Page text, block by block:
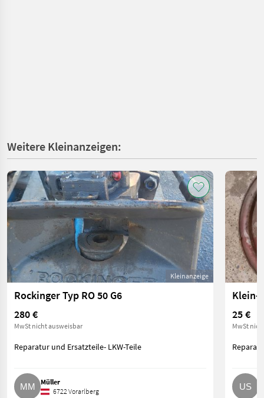
Weitere Kleinanzeigen:
Kleinanzeige
Rockinger Typ RO 50 G6
280 €
MwSt nicht ausweisbar
Reparatur und Ersatzteile- LKW-Teile
Müller
6722 Vorarlberg
Klein-
25 €
MwSt